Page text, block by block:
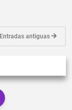
Entradas antiguas